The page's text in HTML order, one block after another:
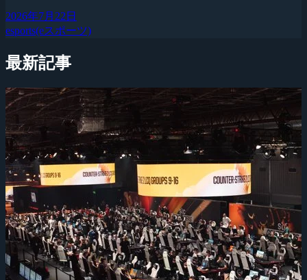
2026年7月22日
esports(eスポーツ)
最新記事